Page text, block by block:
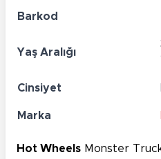
Barkod
Yaş Aralığı
Cinsiyet
Marka
Hot Wheels Monster